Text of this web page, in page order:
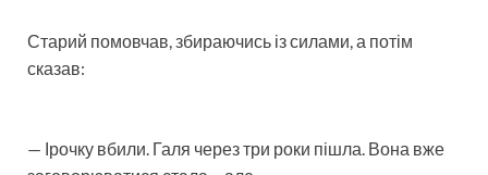
Старий помовчав, збираючись із силами, а потім
сказав:
— Ірочку вбили. Галя через три роки пішла. Вона вже